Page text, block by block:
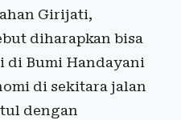
Girijati,
diharapkan bisa
di Bumi Handayani
di sekitara jalan
dengan